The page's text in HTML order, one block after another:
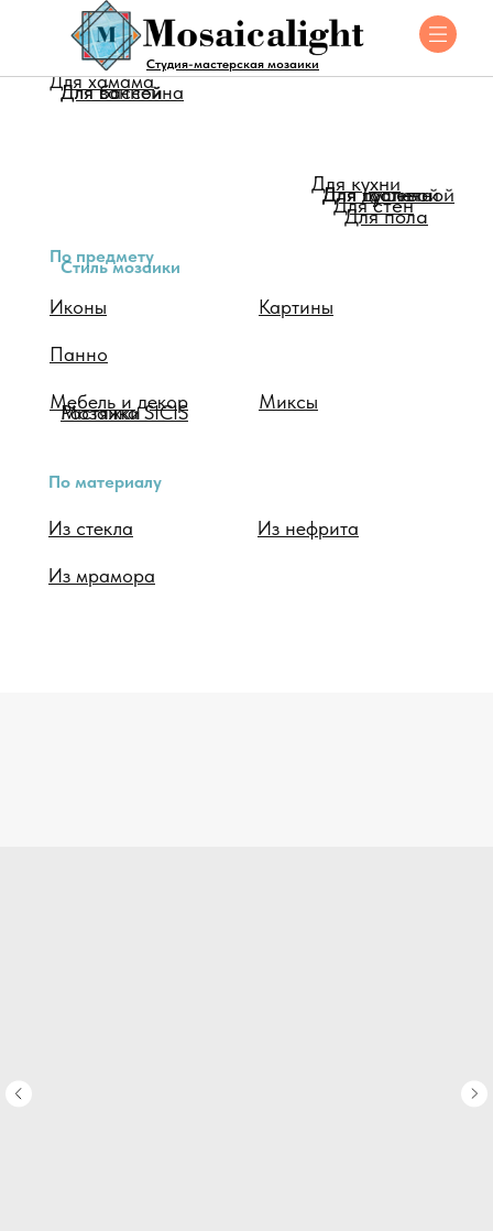
Студия-мастерская мозаики
Стиль мозаики
Мебель и декор
Мозаика SICIS
Иконы Картины
Миксы
Панно
По предмету
Растяжки
По материалу
Из стекла Из нефрита
Из мрамора
Для кухни
Для душевой
Для туалета
Для гостинной
Для стен
Для пола
Для хамама
Для ванной
Для бассейна
Для помещения